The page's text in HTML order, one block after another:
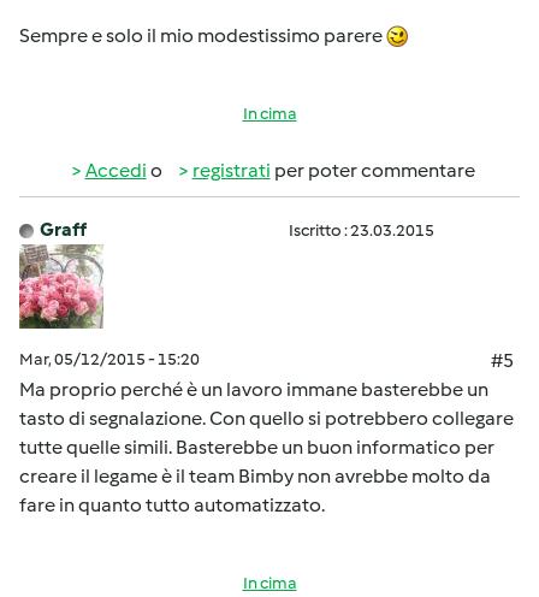
Sempre e solo il mio modestissimo parere
In cima
Accedi o registrati per poter commentare
Graff Iscritto : 23.03.2015
Mar, 05/12/2015 - 15:20
#5
Ma proprio perché è un lavoro immane basterebbe un
tasto di segnalazione. Con quello si potrebbero collegare
tutte quelle simili. Basterebbe un buon informatico per
creare il legame è il team Bimby non avrebbe molto da
fare in quanto tutto automatizzato.
In cima